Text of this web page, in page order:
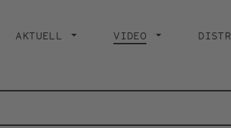
navigation
AKTUELL VIDEO CURRENT